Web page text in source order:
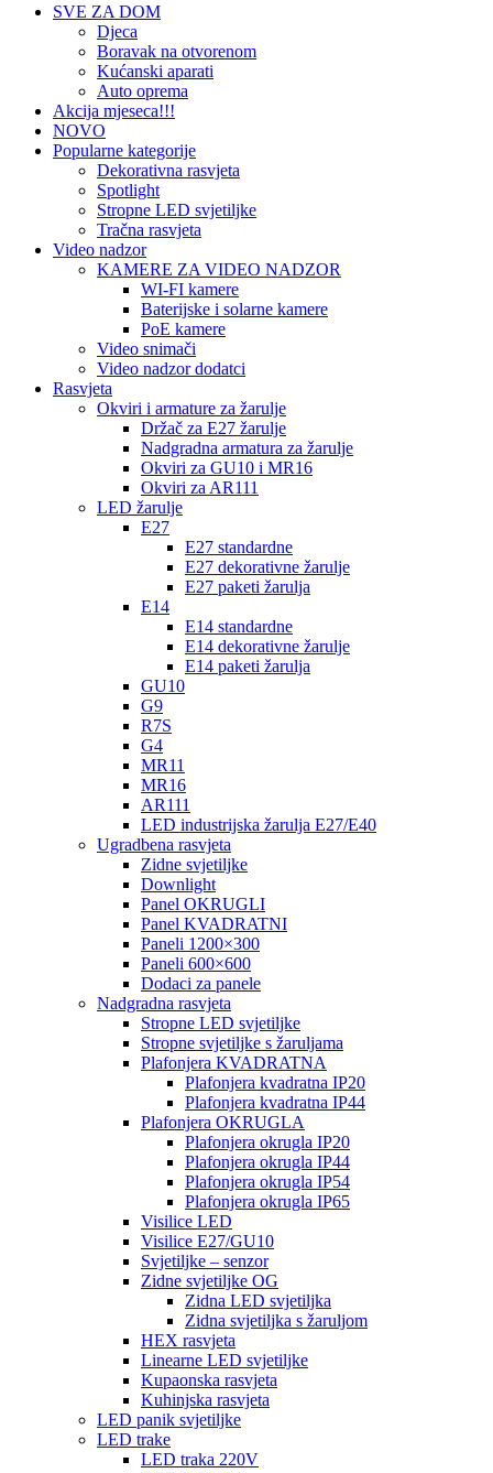
SVE ZA DOM
Djeca
Boravak na otvorenom
Kućanski aparati
Auto oprema
Akcija mjeseca!!!
NOVO
Popularne kategorije
Dekorativna rasvjeta
Spotlight
Stropne LED svjetiljke
Tračna rasvjeta
Video nadzor
KAMERE ZA VIDEO NADZOR
WI-FI kamere
Baterijske i solarne kamere
PoE kamere
Video snimači
Video nadzor dodatci
Rasvjeta
Okviri i armature za žarulje
Držač za E27 žarulje
Nadgradna armatura za žarulje
Okviri za GU10 i MR16
Okviri za AR111
LED žarulje
E27
E27 standardne
E27 dekorativne žarulje
E27 paketi žarulja
E14
E14 standardne
E14 dekorativne žarulje
E14 paketi žarulja
GU10
G9
R7S
G4
MR11
MR16
AR111
LED industrijska žarulja E27/E40
Ugradbena rasvjeta
Zidne svjetiljke
Downlight
Panel OKRUGLI
Panel KVADRATNI
Paneli 1200×300
Paneli 600×600
Dodaci za panele
Nadgradna rasvjeta
Stropne LED svjetiljke
Stropne svjetiljke s žaruljama
Plafonjera KVADRATNA
Plafonjera kvadratna IP20
Plafonjera kvadratna IP44
Plafonjera OKRUGLA
Plafonjera okrugla IP20
Plafonjera okrugla IP44
Plafonjera okrugla IP54
Plafonjera okrugla IP65
Visilice LED
Visilice E27/GU10
Svjetiljke – senzor
Zidne svjetiljke OG
Zidna LED svjetiljka
Zidna svjetiljka s žaruljom
HEX rasvjeta
Linearne LED svjetiljke
Kupaonska rasvjeta
Kuhinjska rasvjeta
LED panik svjetiljke
LED trake
LED traka 220V